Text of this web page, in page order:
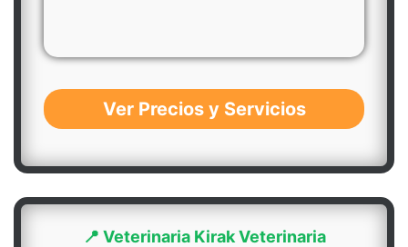
Ver Precios y Servicios
📍 Veterinaria Kirak Veterinaria